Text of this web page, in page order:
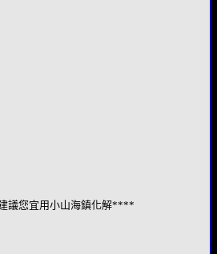
議您宜用小山海鎮化解****